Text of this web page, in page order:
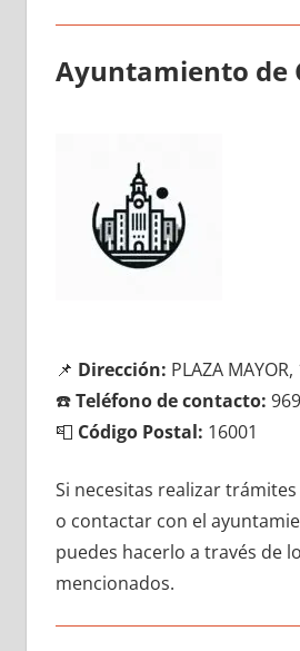
Ayuntamiento dе
📌 Dirección: PLAZA MAYOR,
☎️Teléfono dе contacto:
📮 Código Postal: 16001
Si necesitas realizar
ο contactar сοn el
puedes hacerlo а través dе
mencionados.